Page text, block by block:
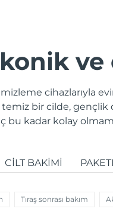
ve
cihazlarıyla
temiz bir cilde,
bu kadar kolay
CİLT BAKIMI
Tıraş sonrası bakım
satanlar